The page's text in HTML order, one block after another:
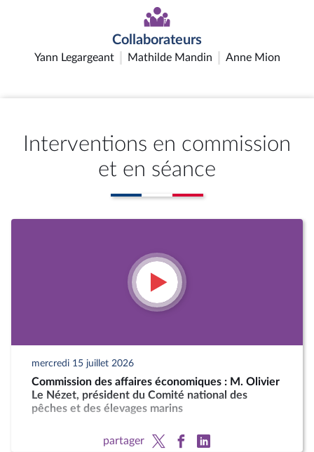
Collaborateurs
Yann Legargeant Mathilde Mandin Anne Mion
Interventions en commission
et en séance
mercredi 15 juillet 2026
Commission des affaires économiques : M. Olivier
Le Nézet, président du Comité national des
pêches et des élevages marins
partager